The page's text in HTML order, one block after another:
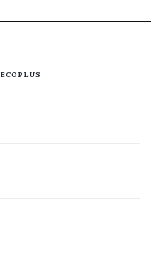
ECOPLUS